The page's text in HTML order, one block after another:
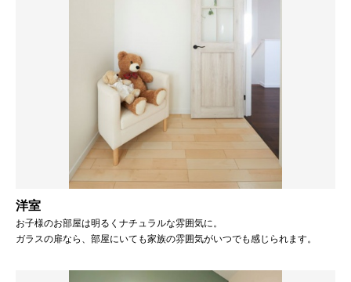
洋室
お子様のお部屋は明るくナチュラルな雰囲気に。
ガラスの扉なら、部屋にいても家族の雰囲気がいつでも感じられます。